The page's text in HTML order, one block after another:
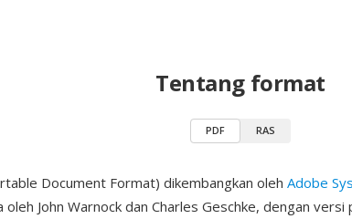
Tentang format
PDF RAS
Document Format) dikembangkan oleh Adobe
oleh John Warnock dan Charles Geschke, dengan versi